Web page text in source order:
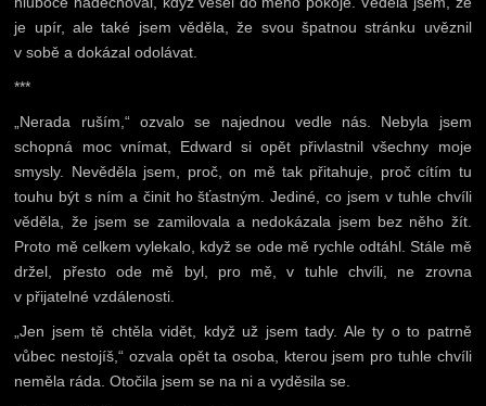
je upír, ale také jsem věděla, že svou špatnou stránku uvěznil
v sobě a dokázal odolávat.
***
„Nerada ruším,“ ozvalo se najednou vedle nás. Nebyla jsem
schopná moc vnímat, Edward si opět přivlastnil všechny moje
smysly. Nevěděla jsem, proč, on mě tak přitahuje, proč cítím tu
touhu být s ním a činit ho šťastným. Jediné, co jsem v tuhle chvíli
věděla, že jsem se zamilovala a nedokázala jsem bez něho žít.
Proto mě celkem vylekalo, když se ode mě rychle odtáhl. Stále mě
držel, přesto ode mě byl, pro mě, v tuhle chvíli, ne zrovna
v přijatelné vzdálenosti.
„Jen jsem tě chtěla vidět, když už jsem tady. Ale ty o to patrně
vůbec nestojíš,“ ozvala opět ta osoba, kterou jsem pro tuhle chvíli
neměla ráda. Otočila jsem se na ni a vyděsila se.